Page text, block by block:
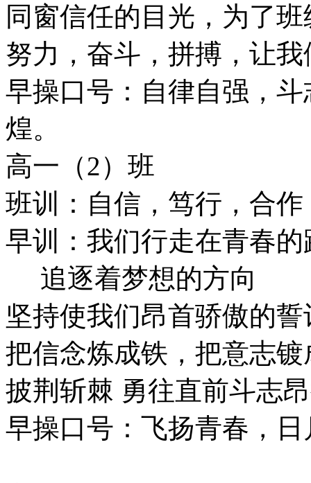
同窗信任的目光，为了
努力，奋斗，拼搏，让
早操口号：自律自强，
煌。
高一（2）班
班训：自信，笃行，合作
早训：我们行走在青春的
追逐着梦想的方向
坚持使我们昂首骄傲的誓
把信念炼成铁，把意志镀
披荆斩棘 勇往直前斗志
早操口号：飞扬青春，